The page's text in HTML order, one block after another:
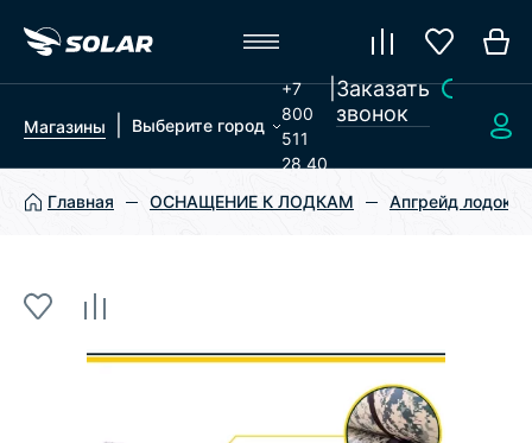
Магазины Выберите город
+7
800
511
28 40
|Заказать
звонок
Главная ОСНАЩЕНИЕ К ЛОДКАМ Апгрейд лодок